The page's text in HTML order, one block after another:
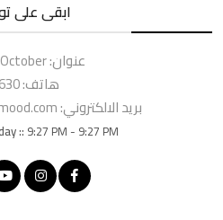
ابقى على
عنوان:
هاتف:
بريد الالكتروني:
:: 9:27 PM - 9:27 PM